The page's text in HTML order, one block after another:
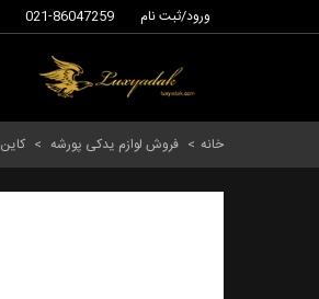
021-86047259 ورود/ثبت نام
خانه > فروش لوازم یدکی پورشه > کاین